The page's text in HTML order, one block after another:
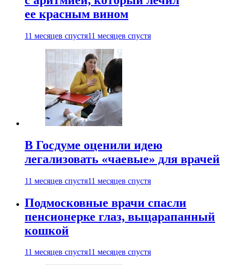
ее красным вином
11 месяцев спустя11 месяцев спустя
В Госдуме оценили идею
легализовать «чаевые» для врачей
11 месяцев спустя11 месяцев спустя
Подмосковные врачи спасли
пенсионерке глаз, выцарапанный
кошкой
11 месяцев спустя11 месяцев спустя